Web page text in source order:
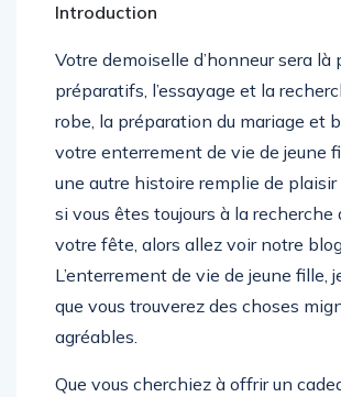
Introduction
Votre demoiselle d’honneur sera là
préparatifs, l’essayage et la
robe, la préparation du mariage et
votre enterrement de vie de jeune
une autre histoire remplie de plaisir
si vous êtes toujours à la recherche
votre fête, alors allez voir notre
L’enterrement de vie de jeune fille,
que vous trouverez des choses
agréables.
Que vous cherchiez à offrir un